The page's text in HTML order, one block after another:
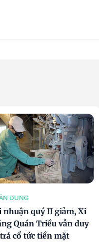
DUNG
nhuận quý II giảm, Xi
Quán Triều vẫn duy
cổ tức tiền mặt